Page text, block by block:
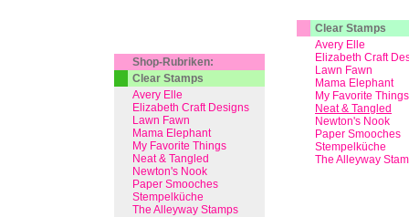
Clear Stamps
Avery Elle
Elizabeth Craft
Lawn Fawn
Mama Elephant
My Favorite Things
Neat & Tangled
Newton's Nook
Paper Smooches
Stempelküche
The Alleyway
Shop-Rubriken:
Clear Stamps
Avery Elle
Elizabeth Craft Designs
Lawn Fawn
Mama Elephant
My Favorite Things
Neat & Tangled
Newton's Nook
Paper Smooches
Stempelküche
The Alleyway Stamps